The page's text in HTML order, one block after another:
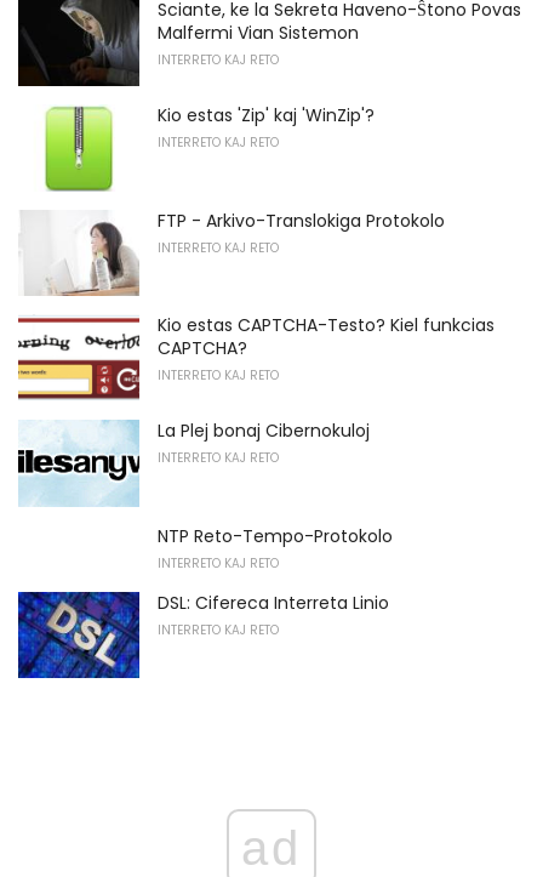
Sciante, ke la Sekreta Haveno-Ŝtono Povas
Malfermi Vian Sistemon
INTERRETO KAJ RETO
Kio estas 'Zip' kaj 'WinZip'?
INTERRETO KAJ RETO
FTP - Arkivo-Translokiga Protokolo
INTERRETO KAJ RETO
Kio estas CAPTCHA-Testo? Kiel funkcias
CAPTCHA?
INTERRETO KAJ RETO
La Plej bonaj Cibernokuloj
INTERRETO KAJ RETO
NTP Reto-Tempo-Protokolo
INTERRETO KAJ RETO
DSL: Cifereca Interreta Linio
INTERRETO KAJ RETO
ad